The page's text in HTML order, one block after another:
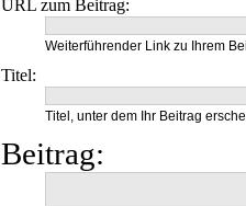
URL zum Beitrag:
Weiterführender Link zu Ihrem
Titel:
Titel, unter dem Ihr Beitrag
Beitrag: